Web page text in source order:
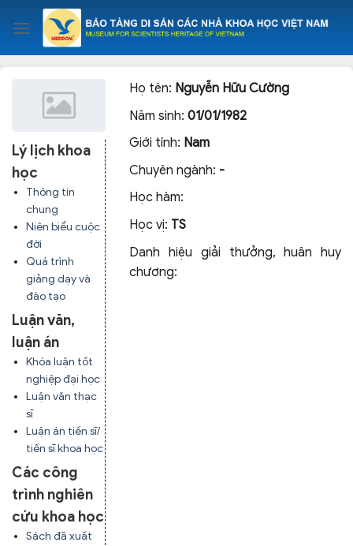
content
Lý lịch khoa
học
Thông tin
chung
Niên biểu cuộc
đời
Quá trình
giảng dạy và
đào tạo
Luận văn,
luận án
Khóa luận tốt
nghiệp đại học
Luận văn thạc
sĩ
Luận án tiến sĩ/
tiến sĩ khoa học
Các công
trình nghiên
cứu khoa học
Sách đã xuất
Họ tên: Nguyễn Hữu Cường
Năm sinh:01/01/1982
Giới tính: Nam
Chuyên ngành: -
Học hàm:
Học vị: TS
Danh hiệu giải thưởng, huân huy
chương: